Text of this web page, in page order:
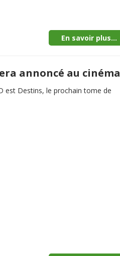
En savoir plus...
annoncé au cinéma
est Destins, le prochain tome de